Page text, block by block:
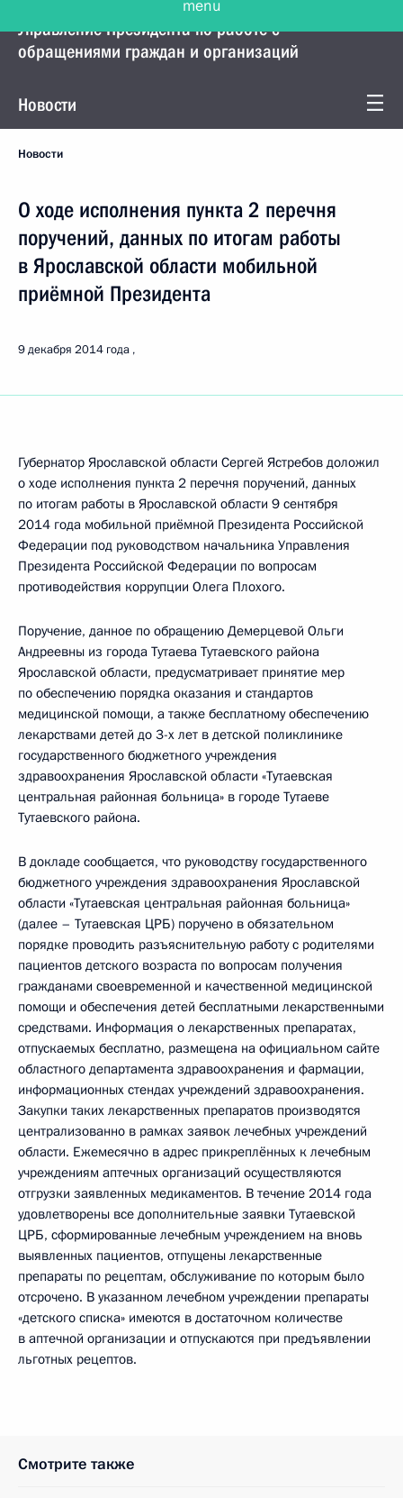
Управление Президента по работе с
обращениями граждан и организаций
Новости
Новости
О ходе исполнения пункта 2 перечня
поручений, данных по итогам работы
в Ярославской области мобильной
приёмной Президента
9 декабря 2014 года
Губернатор Ярославской области Сергей Ястребов доложил
о ходе исполнения пункта 2 перечня поручений, данных
по итогам работы в Ярославской области 9 сентября
2014 года мобильной приёмной Президента Российской
Федерации под руководством начальника Управления
Президента Российской Федерации по вопросам
противодействия коррупции Олега Плохого.
Поручение, данное по обращению Демерцевой Ольги
Андреевны из города Тутаева Тутаевского района
Ярославской области, предусматривает принятие мер
по обеспечению порядка оказания и стандартов
медицинской помощи, а также бесплатному обеспечению
лекарствами детей до 3-х лет в детской поликлинике
государственного бюджетного учреждения
здравоохранения Ярославской области «Тутаевская
центральная районная больница» в городе Тутаеве
Тутаевского района.
В докладе сообщается, что руководству государственного
бюджетного учреждения здравоохранения Ярославской
области «Тутаевская центральная районная больница»
(далее – Тутаевская ЦРБ) поручено в обязательном
порядке проводить разъяснительную работу с родителями
пациентов детского возраста по вопросам получения
гражданами своевременной и качественной медицинской
помощи и обеспечения детей бесплатными лекарственными
средствами. Информация о лекарственных препаратах,
отпускаемых бесплатно, размещена на официальном сайте
областного департамента здравоохранения и фармации,
информационных стендах учреждений здравоохранения.
Закупки таких лекарственных препаратов производятся
централизованно в рамках заявок лечебных учреждений
области. Ежемесячно в адрес прикреплённых к лечебным
учреждениям аптечных организаций осуществляются
отгрузки заявленных медикаментов. В течение 2014 года
удовлетворены все дополнительные заявки Тутаевской
ЦРБ, сформированные лечебным учреждением на вновь
выявленных пациентов, отпущены лекарственные
препараты по рецептам, обслуживание по которым было
отсрочено. В указанном лечебном учреждении препараты
«детского списка» имеются в достаточном количестве
в аптечной организации и отпускаются при предъявлении
льготных рецептов.
Смотрите также